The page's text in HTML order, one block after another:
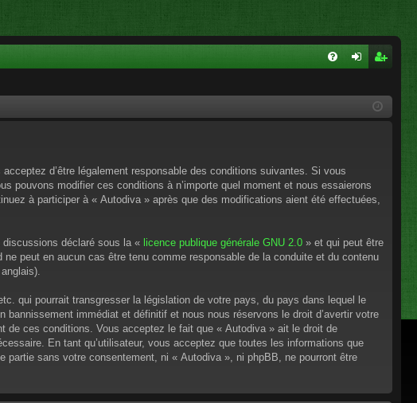
cri
d’être légalement responsable des conditions suivantes. Si vous
pouvons modifier ces conditions à n’importe quel moment et nous essaierons
à participer à « Autodiva » après que des modifications aient été effectuées,
déclaré sous la « licence publique générale GNU 2.0 » et qui peut être
peut en aucun cas être tenu comme responsable de la conduite et du contenu
qui pourrait transgresser la législation de votre pays, du pays dans lequel le
immédiat et définitif et nous nous réservons le droit d’avertir votre
de ces conditions. Vous acceptez le fait que « Autodiva » ait le droit de
En tant qu’utilisateur, vous acceptez que toutes les informations que
sans votre consentement, ni « Autodiva », ni phpBB, ne pourront être